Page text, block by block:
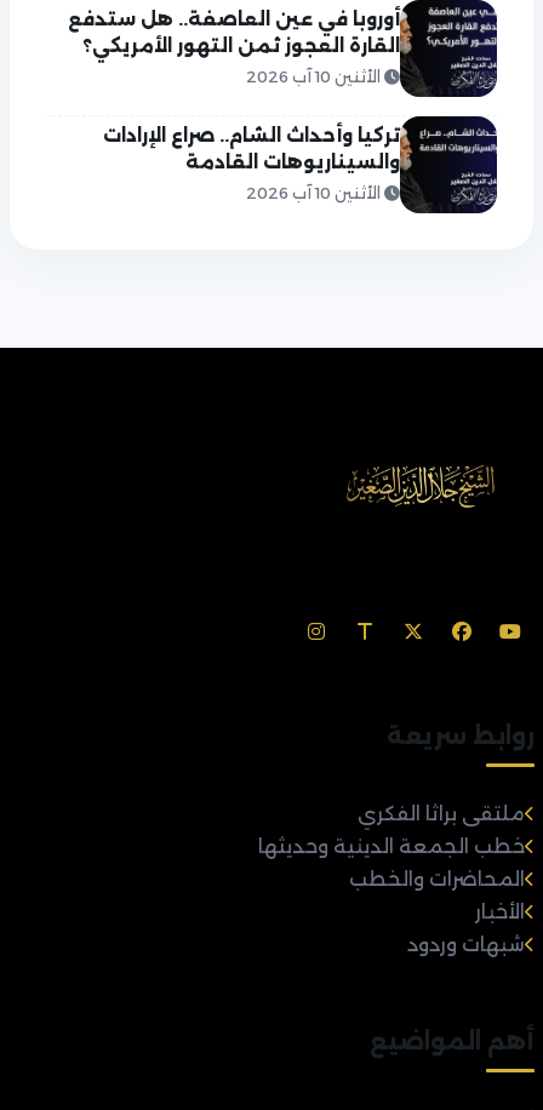
أوروبا في عين العاصفة.. هل ستدفع
القارة العجوز ثمن التهور الأمريكي؟
الأثنين 10 آب 2026
تركيا وأحداث الشام.. صراع الإرادات
والسيناريوهات القادمة
الأثنين 10 آب 2026
روابط سريعة
ملتقى براثا الفكري
خطب الجمعة الدينية وحديثها
المحاضرات والخطب
الأخبار
شبهات وردود
أهم المواضيع